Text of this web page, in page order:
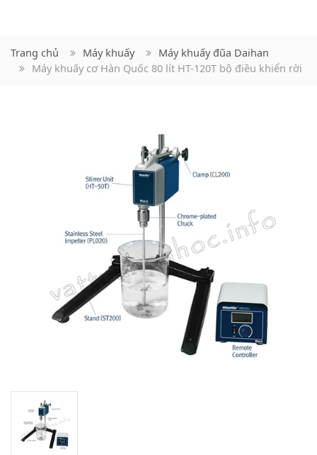
Trang chủ Máy khuấy
Máy khuấy đũa Daihan
Máy khuấy cơ Hàn Quốc 80 lít HT-120T bộ điều khiển rời